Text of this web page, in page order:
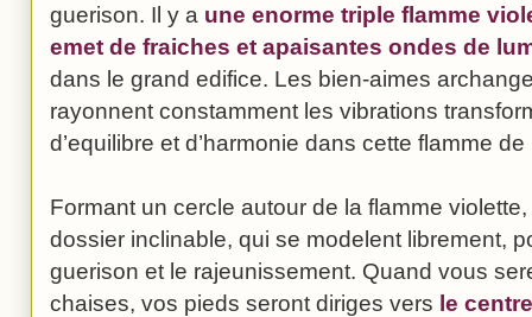
guerison. Il y a une enorme triple flamme
emet de fraiches et apaisantes ondes de
dans le grand edifice. Les bien-aimes
rayonnent constamment les vibrations
d’equilibre et d’harmonie dans cette flamme
Formant un cercle autour de la flamme
dossier inclinable, qui se modelent librement,
guerison et le rajeunissement. Quand vous
chaises, vos pieds seront diriges vers le